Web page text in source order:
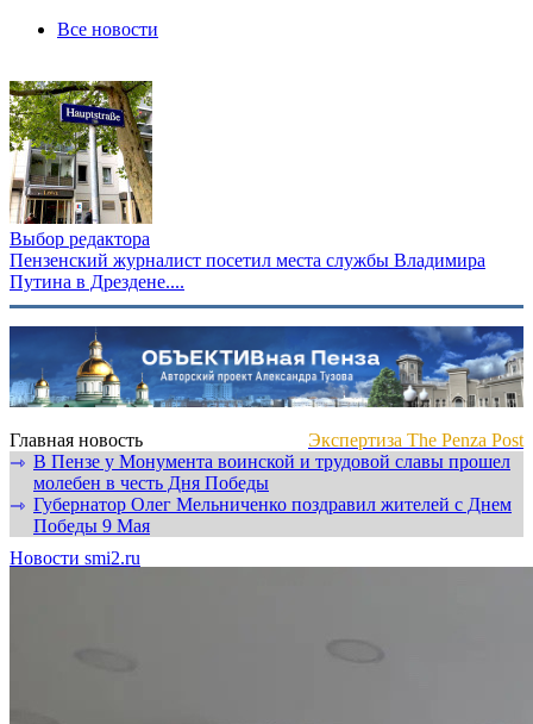
Все новости
Выбор редактора
Пензенский журналист посетил места службы Владимира
Путина в Дрездене....
Главная новость
Экспертиза The Penza Post
⇾ В Пензе у Монумента воинской и трудовой славы прошел
молебен в честь Дня Победы
⇾ Губернатор Олег Мельниченко поздравил жителей с Днем
Победы 9 Мая
Новости smi2.ru